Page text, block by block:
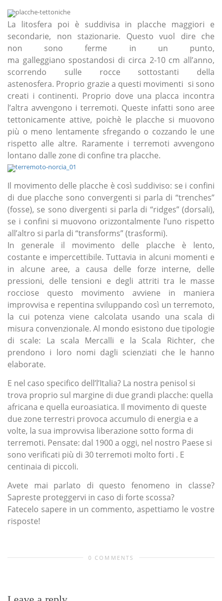
La litosfera poi è suddivisa in placche maggiori e
secondarie, non stazionarie. Questo vuol dire che
non sono ferme in un punto,
ma galleggiano spostandosi di circa 2-10 cm all’anno,
scorrendo sulle rocce sottostanti della
astenosfera. Proprio grazie a questi movimenti si sono
creati i continenti. Proprio dove una placca incontra
l’altra avvengono i terremoti. Queste infatti sono aree
tettonicamente attive, poichè le placche si muovono
più o meno lentamente sfregando o cozzando le une
rispetto alle altre. Raramente i terremoti avvengono
lontano dalle zone di confine tra placche.
Il movimento delle placche è così suddiviso: se i confini
di due placche sono convergenti si parla di “trenches”
(fosse), se sono divergenti si parla di “ridges” (dorsali),
se i confini si muovono orizzontalmente l’uno rispetto
all’altro si parla di “transforms” (trasformi).
In generale il movimento delle placche è lento,
costante e impercettibile. Tuttavia in alcuni momenti e
in alcune aree, a causa delle forze interne, delle
pressioni, delle tensioni e degli attriti tra le masse
rocciose questo movimento avviene in maniera
improvvisa e repentina sviluppando così un terremoto,
la cui potenza viene calcolata usando una scala di
misura convenzionale. Al mondo esistono due tipologie
di scale: La scala Mercalli e la Scala Richter, che
prendono i loro nomi dagli scienziati che le hanno
elaborate.
E nel caso specifico dell’l’Italia? La nostra penisol si
trova proprio sul margine di due grandi placche: quella
africana e quella euroasiatica. Il movimento di queste
due zone terrestri provoca accumulo di energia e a
volte, la sua improvvisa liberazione sotto forma di
terremoti. Pensate: dal 1900 a oggi, nel nostro Paese si
sono verificati più di 30 terremoti molto forti . E
centinaia di piccoli.
Avete mai parlato di questo fenomeno in classe?
Sapreste proteggervi in caso di forte scossa?
Fatecelo sapere in un commento, aspettiamo le vostre
risposte!
0 COMMENTS